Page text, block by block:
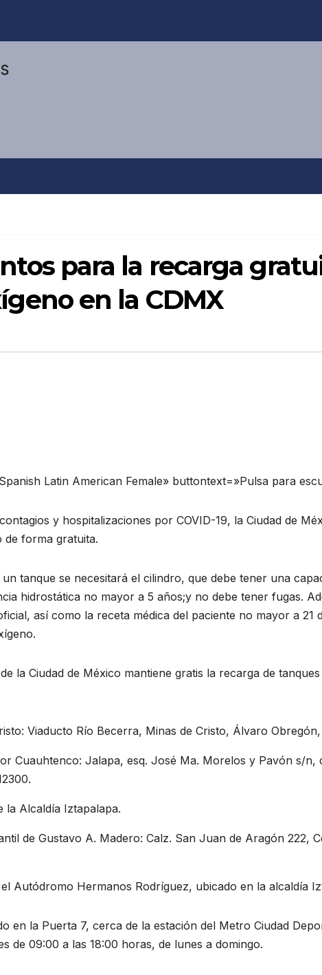
para la recarga
en la CDMX
Latin American Female» buttontext=»Pulsa para
y hospitalizaciones por COVID-19, la Ciudad de
de forma gratuita.
tanque se necesitará el cilindro, que debe tener una
hidrostática no mayor a 5 años;y no debe tener fugas.
así como la receta médica del paciente no mayor a 21
la Ciudad de México mantiene gratis la recarga de
Viaducto Río Becerra, Minas de Cristo, Álvaro Obregón,
Cuauhtenco: Jalapa, esq. José Ma. Morelos y Pavón s/n,
la Alcaldía Iztapalapa.
de Gustavo A. Madero: Calz. San Juan de Aragón 222,
Autódromo Hermanos Rodríguez, ubicado en la alcaldía
en la Puerta 7, cerca de la estación del Metro Ciudad
de 09:00 a las 18:00 horas, de lunes a domingo.